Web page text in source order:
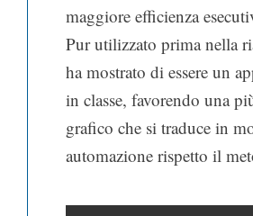
maggiore efficienza
Pur utilizzato prima nella
ha mostrato di essere un
in classe, favorendo una
grafico che si traduce in
automazione rispetto il